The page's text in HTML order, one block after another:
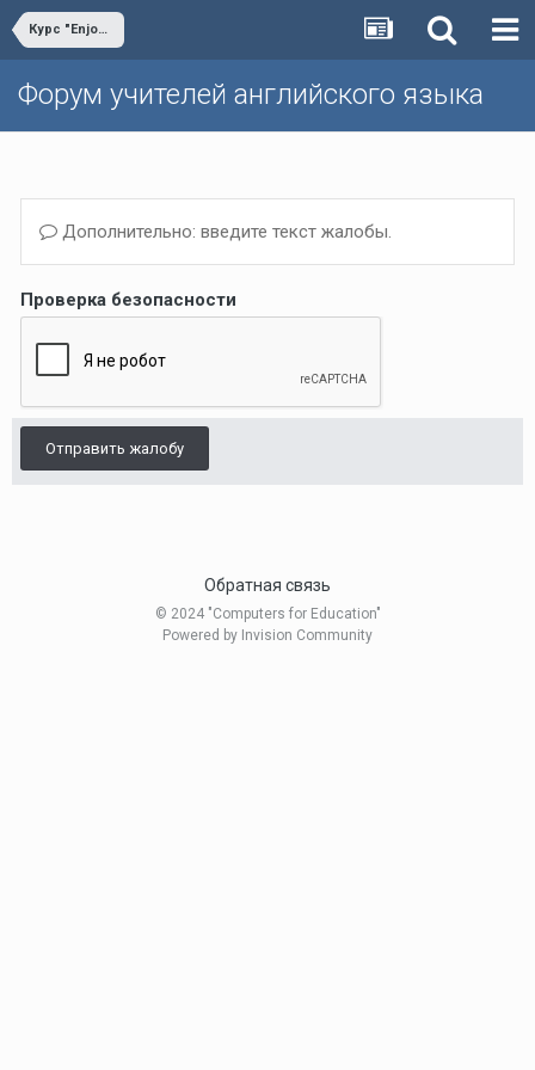
Курс "Enjoy English"
Форум учителей английского языка
Дополнительно: введите текст жалобы.
Проверка безопасности
Отправить жалобу
Обратная связь
© 2024 "Computers for Education"
Powered by Invision Community